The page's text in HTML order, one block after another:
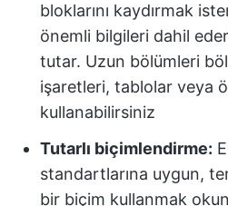
bloklarını kaydırmak
önemli bilgileri dahil
tutar. Uzun bölümleri
işaretleri, tablolar veya
kullanabilirsiniz
Tutarlı biçimlendirme:
standartlarına uygun,
bir biçim kullanmak